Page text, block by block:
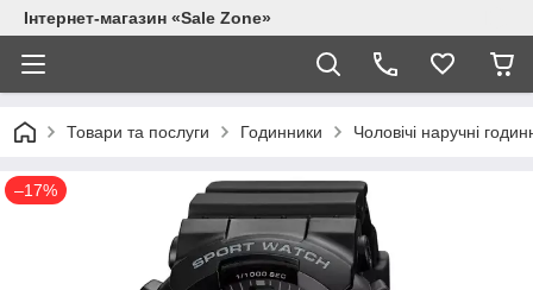
Інтернет-магазин «Sale Zone»
Товари та послуги Годинники Чоловічі наручні
–17%